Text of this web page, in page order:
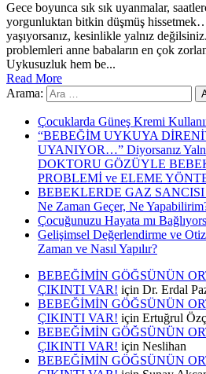
Gece boyunca sık sık uyanmalar,
yorgunluktan bitkin düşmüş
yaşıyorsanız, kesinlikle yalnız
problemleri anne babaların en çok
Uykusuzluk hem be...
Read More
Arama:
Çocuklarda Güneş Kremi
“BEBEĞİM UYKUYA
UYANIYOR…” Diyorsanız
DOKTORU GÖZÜYLE
PROBLEMİ ve ELEME
BEBEKLERDE GAZ
Ne Zaman Geçer, Ne
Çocuğunuzu Hayata mı
Gelişimsel Değerlendirme ve
Zaman ve Nasıl Yapılır?
BEBEĞİMİN GÖĞSÜNÜN
ÇIKINTI VAR! için Dr. Erdal
BEBEĞİMİN GÖĞSÜNÜN
ÇIKINTI VAR! için Ertuğrul
BEBEĞİMİN GÖĞSÜNÜN
ÇIKINTI VAR! için Neslihan
BEBEĞİMİN GÖĞSÜNÜN